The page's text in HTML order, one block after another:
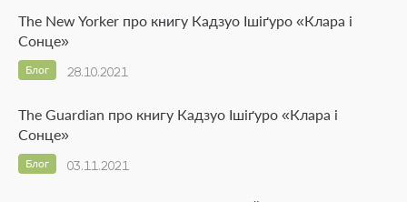
The New Yorker про книгу Кадзуо Ішіґуро «Клара і
Сонце»
28.10.2021
Блог
The Guardian про книгу Кадзуо Ішіґуро «Клара і
Сонце»
03.11.2021
Блог